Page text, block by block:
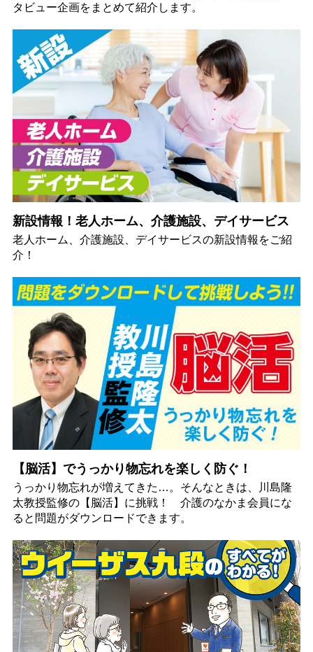
タビュー企画をまとめて紹介します。
新設情報！老人ホーム、介護施設、デイサービス
老人ホーム、介護施設、デイサービスの新設情報をご紹
介！
【脳活】でうっかり物忘れを楽しく防ぐ！
うっかり物忘れが増えてきた…。そんなときは、川島隆
太教授監修の【脳活】に挑戦！ 介護のなかま会員にな
ると問題がダウンロードできます。